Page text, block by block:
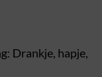
Drankje, hapje,